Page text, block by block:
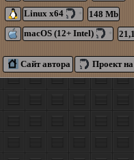
Linux x64
*
148 Mb
macOS (12+ Intel)
*
Сайт автора Проект